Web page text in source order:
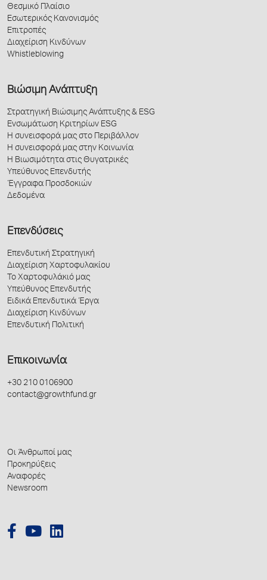
Θεσμικό Πλαίσιο
Εσωτερικός Κανονισμός
Επιτροπές
Διαχείριση Κινδύνων
Whistleblowing
Βιώσιμη Ανάπτυξη
Στρατηγική Βιώσιμης Ανάπτυξης & ESG
Ενσωμάτωση Κριτηρίων ESG
Η συνεισφορά μας στο Περιβάλλον
Η συνεισφορά μας στην Κοινωνία
Η Βιωσιμότητα στις Θυγατρικές
Υπεύθυνος Επενδυτής
Έγγραφα Προσδοκιών
Δεδομένα
Επενδύσεις
Επενδυτική Στρατηγική
Διαχείριση Χαρτοφυλακίου
Το Χαρτοφυλάκιό μας
Υπεύθυνος Επενδυτής
Ειδικά Επενδυτικά Έργα
Διαχείριση Κινδύνων
Επενδυτική Πολιτική
Επικοινωνία
+30 210 0106900
contact@growthfund.gr
Οι Άνθρωποί μας
Προκηρύξεις
Αναφορές
Newsroom